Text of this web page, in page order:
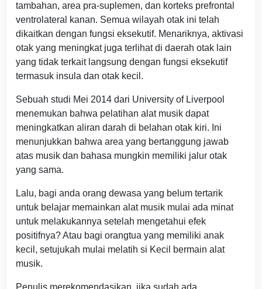
tambahan, area pra-suplemen, dan korteks prefrontal
ventrolateral kanan. Semua wilayah otak ini telah
dikaitkan dengan fungsi eksekutif. Menariknya, aktivasi
otak yang meningkat juga terlihat di daerah otak lain
yang tidak terkait langsung dengan fungsi eksekutif
termasuk insula dan otak kecil.
Sebuah studi Mei 2014 dari University of Liverpool
menemukan bahwa pelatihan alat musik dapat
meningkatkan aliran darah di belahan otak kiri. Ini
menunjukkan bahwa area yang bertanggung jawab
atas musik dan bahasa mungkin memiliki jalur otak
yang sama.
Lalu, bagi anda orang dewasa yang belum tertarik
untuk belajar memainkan alat musik mulai ada minat
untuk melakukannya setelah mengetahui efek
positifnya? Atau bagi orangtua yang memiliki anak
kecil, setujukah mulai melatih si Kecil bermain alat
musik.